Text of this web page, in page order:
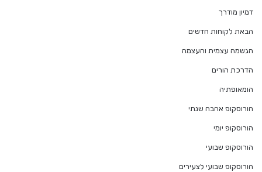
דמיון מודרך
הבאת לקוחות חדשים
הגשמה עצמית והעצמה
הדרכת הורים
הומאופתיה
הורוסקופ אהבה שנתי
הורוסקופ יומי
הורוסקופ שבועי
הורוסקופ שבועי לצעירים